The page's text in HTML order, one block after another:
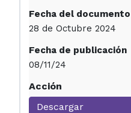
28 de Octubre 2024
08/11/24
Descargar